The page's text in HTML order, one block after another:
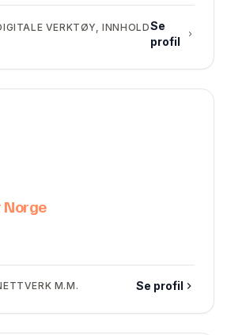
VERKTØY, INNHOLDSe
profil
M.M. Se profil